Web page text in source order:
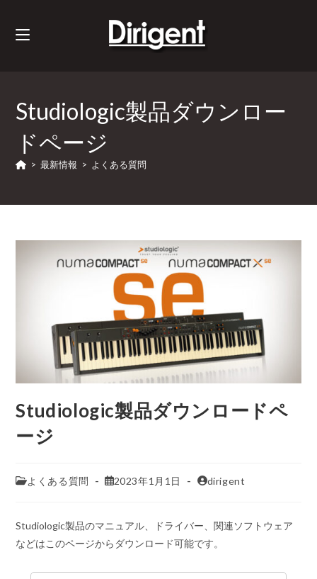
Studiologic製品ダウンロー
ドページ
> 最新情報 > よくある質問
Studiologic製品ダウンロードペ
ージ
よくある質問 2023年1月1日 dirigent
Studiologic製品のマニュアル、ドライバー、関連ソフトウェア
などはこのページからダウンロード可能です。